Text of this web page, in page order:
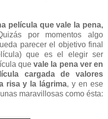
película que vale la pena,
por momentos algo
parecer el objetivo final
que es el elegir ser
que vale la pena ver en
cargada de valores
risa y la lágrima, y en ese
maravillosas como ésta: